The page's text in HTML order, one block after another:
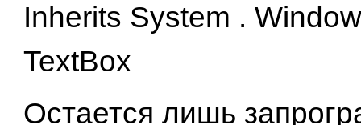
Inherits System .
TextBox
Остается лишь